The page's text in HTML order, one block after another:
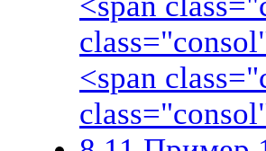
<span